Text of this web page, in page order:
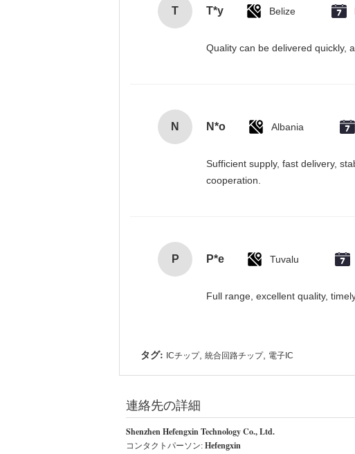
T T*y Belize
Quality can be delivered quickly,
N N*o Albania
Sufficient supply, fast delivery,
cooperation.
P P*e Tuvalu
Full range, excellent quality,
タグ: ICチップ, 統合回路チップ, 電子IC
連絡先の詳細
Shenzhen Hefengxin Technology Co., Ltd.
コンタクトパーソン: Hefengxin